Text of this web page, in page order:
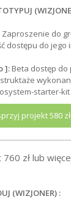
Zaproszenie do
dostępu do
]:Beta dostęp do
starter-kit
projekt580
760 zł lub
(WIZJONER) :